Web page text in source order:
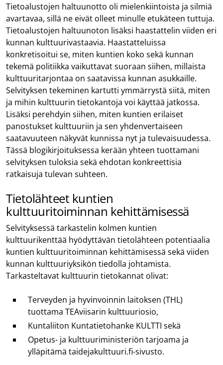
Tietoalustojen haltuunotto oli mielenkiintoista ja silmiä
avartavaa, sillä ne eivät olleet minulle etukäteen tuttuja.
Tietoalustojen haltuunoton lisäksi haastattelin viiden eri
kunnan kulttuurivastaavia. Haastatteluissa
konkretisoitui se, miten kuntien koko sekä kunnan
tekemä politiikka vaikuttavat suoraan siihen, millaista
kulttuuritarjontaa on saatavissa kunnan asukkaille.
Selvityksen tekeminen kartutti ymmärrystä siitä, miten
ja mihin kulttuurin tietokantoja voi käyttää jatkossa.
Lisäksi perehdyin siihen, miten kuntien erilaiset
panostukset kulttuuriin ja sen yhdenvertaiseen
saatavuuteen näkyvät kunnissa nyt ja tulevaisuudessa.
Tässä blogikirjoituksessa kerään yhteen tuottamani
selvityksen tuloksia sekä ehdotan konkreettisia
ratkaisuja tulevan suhteen.
Tietolähteet kuntien
kulttuuritoiminnan kehittämisessä
Selvityksessä tarkastelin kolmen kuntien
kulttuurikenttää hyödyttävän tietolähteen potentiaalia
kuntien kulttuuritoiminnan kehittämisessä sekä viiden
kunnan kulttuuriyksikön tiedolla johtamista.
Tarkasteltavat kulttuurin tietokannat olivat:
Terveyden ja hyvinvoinnin laitoksen (THL)
tuottama TEAviisarin kulttuuriosio,
Kuntaliiton Kuntatietohanke KULTTI sekä
Opetus- ja kulttuuriministeriön tarjoama ja
ylläpitämä taidejakulttuuri.fi-sivusto.